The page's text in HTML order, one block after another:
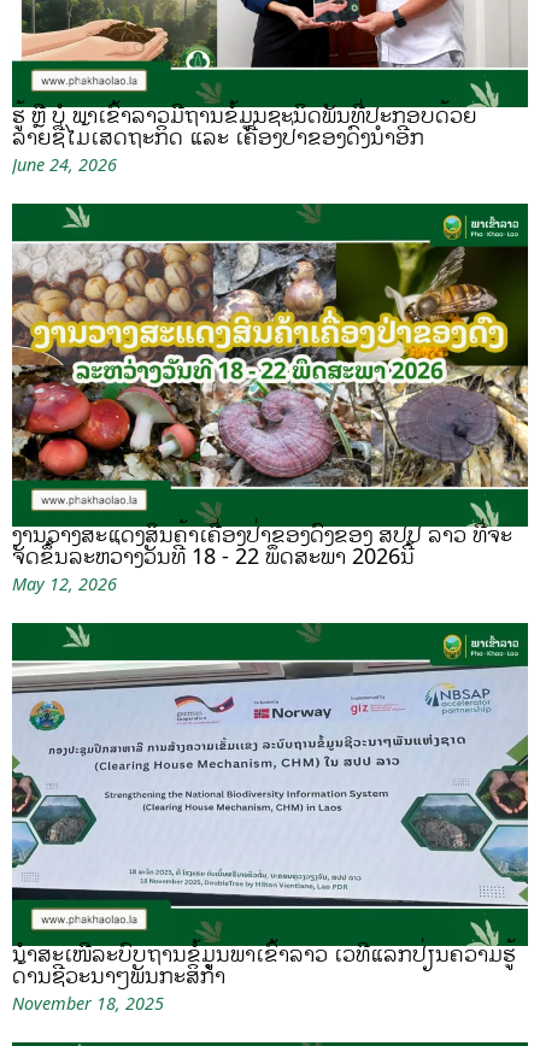
ຮູ້ ຫຼື ບໍ ພາເຂົ້າລາວມີຖານຂໍ້ມູນຊະນິດພັນທີ່ປະກອບດ້ວຍ
ລາຍຊື່ໄມ້ເສດຖະກິດ ແລະ ເຄື່ອງປ່າຂອງດົງນຳອີກ
June 24, 2026
ງານວາງສະແດງສິນຄ້າເຄື່ອງປ່າຂອງດົງຂອງ ສປປ ລາວ ທີ່ຈະ
ຈັດຂຶ້ນລະຫວ່າງວັນທີ 18 - 22 ພຶດສະພາ 2026ນີ້
May 12, 2026
ນຳສະເໜີລະບົບຖານຂໍ້ມູນພາເຂົ້າລາວ ເວທີແລກປ່ຽນຄວາມຮູ້
ດ້ານຊີວະນາໆພັນກະສິກຳ
November 18, 2025